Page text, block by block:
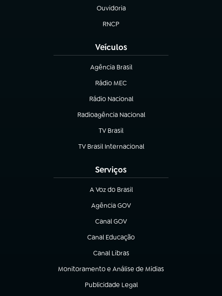
Ouvidoria
(abre em nova aba)
RNCP
(abre em nova aba)
Veículos
Agência Brasil
(abre em nova aba)
Rádio MEC
(abre em nova aba)
Rádio Nacional
Radioagência Nacional
(abre em nova aba)
TV Brasil
(abre em nova aba)
TV Brasil Internacional
(abre em nova aba)
Serviços
A Voz do Brasil
(abre em nova aba)
Agência GOV
(abre em nova aba)
Canal GOV
(abre em nova aba)
Canal Educação
(abre em nova aba)
Canal Libras
(abre em nova aba)
Monitoramento e Análise de Mídias
(abre em nova aba)
Publicidade Legal
(abre em nova aba)